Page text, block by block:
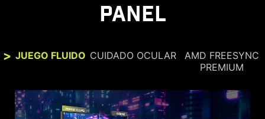
PANEL
JUEGO FLUIDO CUIDADO OCULAR
AMD FREESYNC
PREMIUM